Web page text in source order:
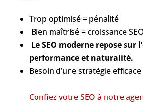
Trop optimisé = pénalité
Bien maîtrisé = croissance
Le SEO moderne repose sur
performance et naturalité.
Besoin d’une stratégie efficace
Confiez votre SEO à notre